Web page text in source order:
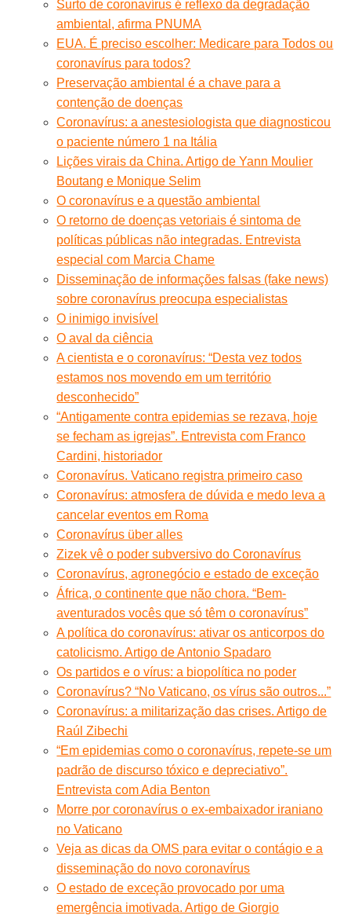
Surto de coronavírus é reflexo da degradação
ambiental, afirma PNUMA
EUA. É preciso escolher: Medicare para Todos ou
coronavírus para todos?
Preservação ambiental é a chave para a
contenção de doenças
Coronavírus: a anestesiologista que diagnosticou
o paciente número 1 na Itália
Lições virais da China. Artigo de Yann Moulier
Boutang e Monique Selim
O coronavírus e a questão ambiental
O retorno de doenças vetoriais é sintoma de
políticas públicas não integradas. Entrevista
especial com Marcia Chame
Disseminação de informações falsas (fake news)
sobre coronavírus preocupa especialistas
O inimigo invisível
O aval da ciência
A cientista e o coronavírus: “Desta vez todos
estamos nos movendo em um território
desconhecido”
“Antigamente contra epidemias se rezava, hoje
se fecham as igrejas”. Entrevista com Franco
Cardini, historiador
Coronavírus. Vaticano registra primeiro caso
Coronavírus: atmosfera de dúvida e medo leva a
cancelar eventos em Roma
Coronavírus über alles
Zizek vê o poder subversivo do Coronavírus
Coronavírus, agronegócio e estado de exceção
África, o continente que não chora. “Bem-
aventurados vocês que só têm o coronavírus”
A política do coronavírus: ativar os anticorpos do
catolicismo. Artigo de Antonio Spadaro
Os partidos e o vírus: a biopolítica no poder
Coronavírus? “No Vaticano, os vírus são outros...”
Coronavírus: a militarização das crises. Artigo de
Raúl Zibechi
“Em epidemias como o coronavírus, repete-se um
padrão de discurso tóxico e depreciativo”.
Entrevista com Adia Benton
Morre por coronavírus o ex-embaixador iraniano
no Vaticano
Veja as dicas da OMS para evitar o contágio e a
disseminação do novo coronavírus
O estado de exceção provocado por uma
emergência imotivada. Artigo de Giorgio